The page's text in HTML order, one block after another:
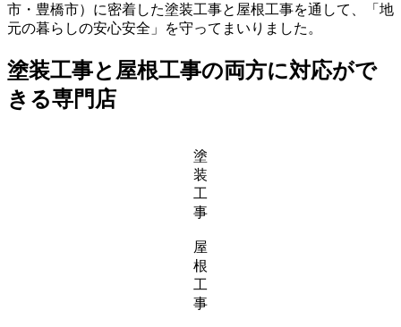
市・豊橋市）に密着した塗装工事と屋根工事を通して、「地
元の暮らしの安心安全」を守ってまいりました。
塗装工事と屋根工事の両方に対応がで
きる専門店
塗
装
工
事
屋
根
工
事